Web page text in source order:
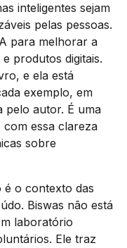
inteligentes sejam
pelas pessoas.
para melhorar a
produtos digitais.
e ela está
exemplo, em
pelo autor. É uma
essa clareza
sobre
o contexto das
Biswas não está
laboratório
Ele traz